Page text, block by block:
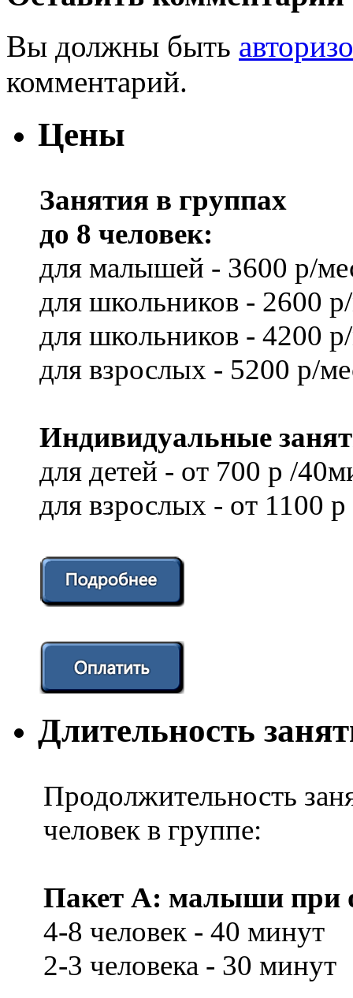
Вы должны быть
комментарий.
Цены
Занятия в группах
до 8 человек:
для малышей - 3600 р/
для школьников - 2600
для школьников - 4200
для взрослых - 5200 р/
Индивидуальные
для детей - от 700 р /
для взрослых - от 1100
Длительность
Продолжительность
человек в группе:
Пакет А: малыши при
4-8 человек - 40 минут
2-3 человека - 30 минут